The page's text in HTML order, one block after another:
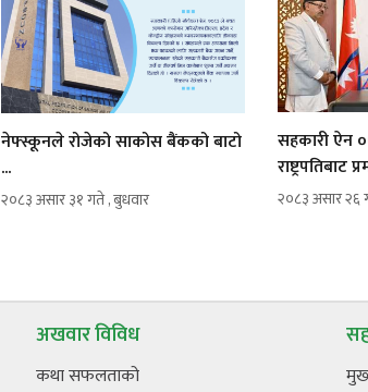
नेफ्स्कूनले रोजेको साकोस बैंकको बाटो
...
२०८३ असार ३१ गते , बुधवार
सहकारी ऐन
राष्ट्रपतिबाट
२०८३ असार २६
अखवार विविध
कथा सफलताको